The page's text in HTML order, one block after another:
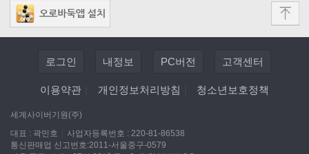
로그인 내정보 PC버전 고객센터
이용약관 개인정보처리방침 청소년보호정책
세계사이버기원(주)
대표 : 곽민호
사업자등록번호 : 220-81-86538
통신판매업 신고번호:2011-서울중구-0579